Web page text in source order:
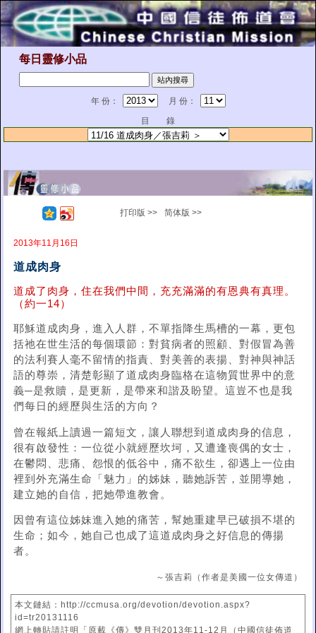
每日靈修小品
年 份：
月 份：
目 錄
打印版 >> 简体版 >>
2013年11月16日
道成肉身
道成了肉身，住在我們中間，充充滿滿的有恩典有真理。
（約一14）
耶穌道成肉身，進入人群，不單指降生馬槽的一幕，更包
括祂在世生活的每個環節：對貧病者的照顧、對假冒為善
的法利賽人毫不留情的指責、對美善的表揚、對神與神話
語的尊崇，清楚彰顯了道成肉身臨格在這物質世界中的意
義─是救贖，是更新，是帶來和諧及盼望。這豈不也是我
們每日的經歷與生活的方向？
曾在報紙上讀過一篇短文，讓人聯想到道成肉身的信息，
很有啟發性：一位從小就經歷坎坷，又遭逢喪偶的女士，
在鬱悶、悲痛、怨恨的低谷中，痛不欲生，卻遇上一位由
裡到外充滿生命「魅力」的姊妹，聽她訴苦，並開導她，
建立她的自信，把她帶進教會。
因曾有這位姊妹進入她的痛苦，幫她重建早已破損不堪的
生命；如今，她自己也成了這道成肉身之好信息的傳揚
者。
～張吉莉（作者是美國一位女傳道）
本文鏈結：http://ccmusa.org/devotion/devotion.aspx?
id=tr20131116
網上轉貼請註明「原載《傳》雙月刊2013年11-12月（中國信徒佈道